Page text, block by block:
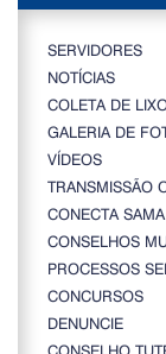
SERVIDORES
NOTÍCIAS
COLETA DE
GALERIA DE
VÍDEOS
TRANSMISSÃO
CONECTA SAMA
CONSELHOS
PROCESSOS
CONCURSOS
DENUNCIE